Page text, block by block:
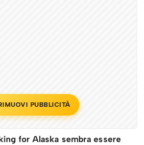
PUBBLICITÀ
for Alaska sembra essere